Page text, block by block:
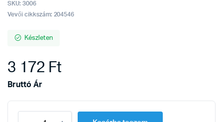
SKU: 3006
Vevői cikkszám: 204546
Készleten
3 172 Ft
Bruttó Ár